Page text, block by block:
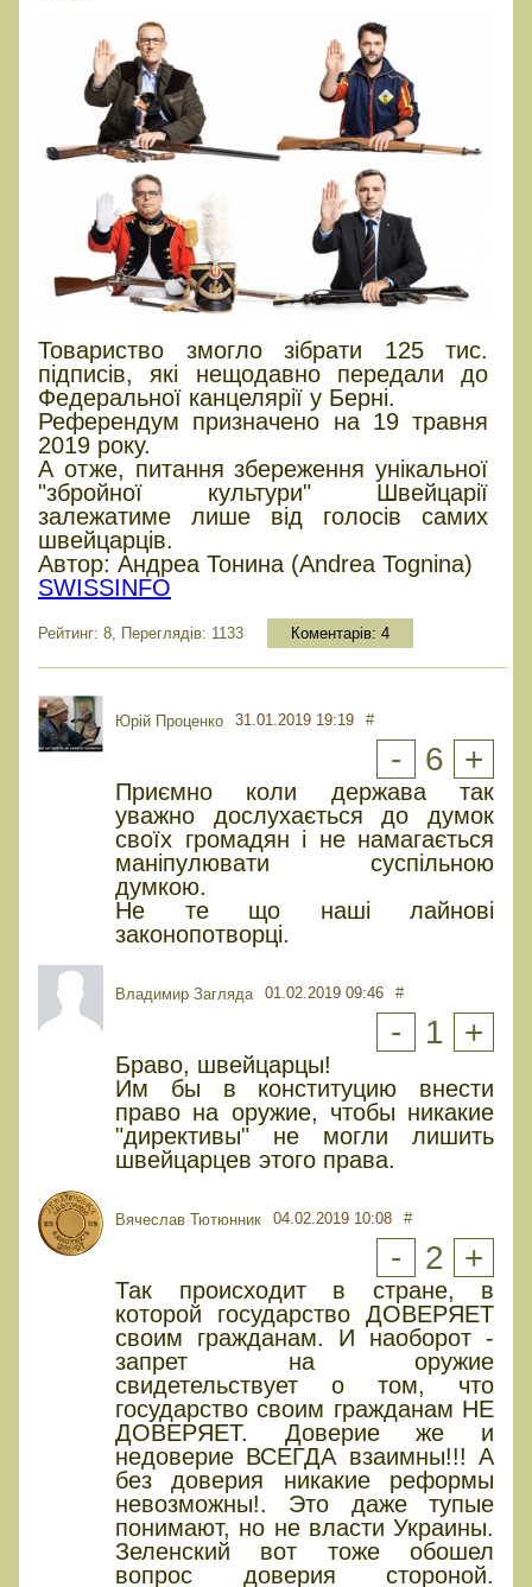
Товариство змогло зібрати 125 тис.
підписів, які нещодавно передали до
Федеральної канцелярії у Берні.
Референдум призначено на 19 травня
2019 року.
А отже, питання збереження унікальної
"збройної культури" Швейцарії
залежатиме лише від голосів самих
швейцарців.
Автор: Андреа Тонина (Andrea Tognina)
SWISSINFO
Рейтинг: 8, Переглядів: 1133 Коментарів: 4
Юрiй Проценко 31.01.2019 19:19 #
- 6 +
Приємно коли держава так
уважно дослухається до думок
своїх громадян і не намагається
маніпулювати суспільною
думкою.
Не те що наші лайнові
законопотворці.
Владимир Загляда 01.02.2019 09:46 #
- 1 +
Браво, швейцарцы!
Им бы в конституцию внести
право на оружие, чтобы никакие
"директивы" не могли лишить
швейцарцев этого права.
Вячеслав Тютюнник 04.02.2019 10:08 #
- 2 +
Так происходит в стране, в
которой государство ДОВЕРЯЕТ
своим гражданам. И наоборот -
запрет на оружие
свидетельствует о том, что
государство своим гражданам НЕ
ДОВЕРЯЕТ. Доверие же и
недоверие ВСЕГДА взаимны!!! А
без доверия никакие реформы
невозможны!. Это даже тупые
понимают, но не власти Украины.
Зеленский вот тоже обошел
вопрос доверия стороной.